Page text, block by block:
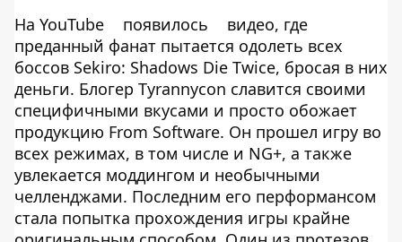
На YouTube появилось
видео, где
преданный фанат пытается одолеть всех
боссов Sekiro: Shadows Die Twice, бросая в них
деньги. Блогер Tyrannycon славится своими
специфичными вкусами и просто обожает
продукцию From Software. Он прошел игру во
всех режимах, в том числе и NG+, а также
увлекается моддингом и необычными
челленджами. Последним его перформансом
стала попытка прохождения игры крайне